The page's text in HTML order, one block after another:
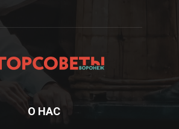
О НАС